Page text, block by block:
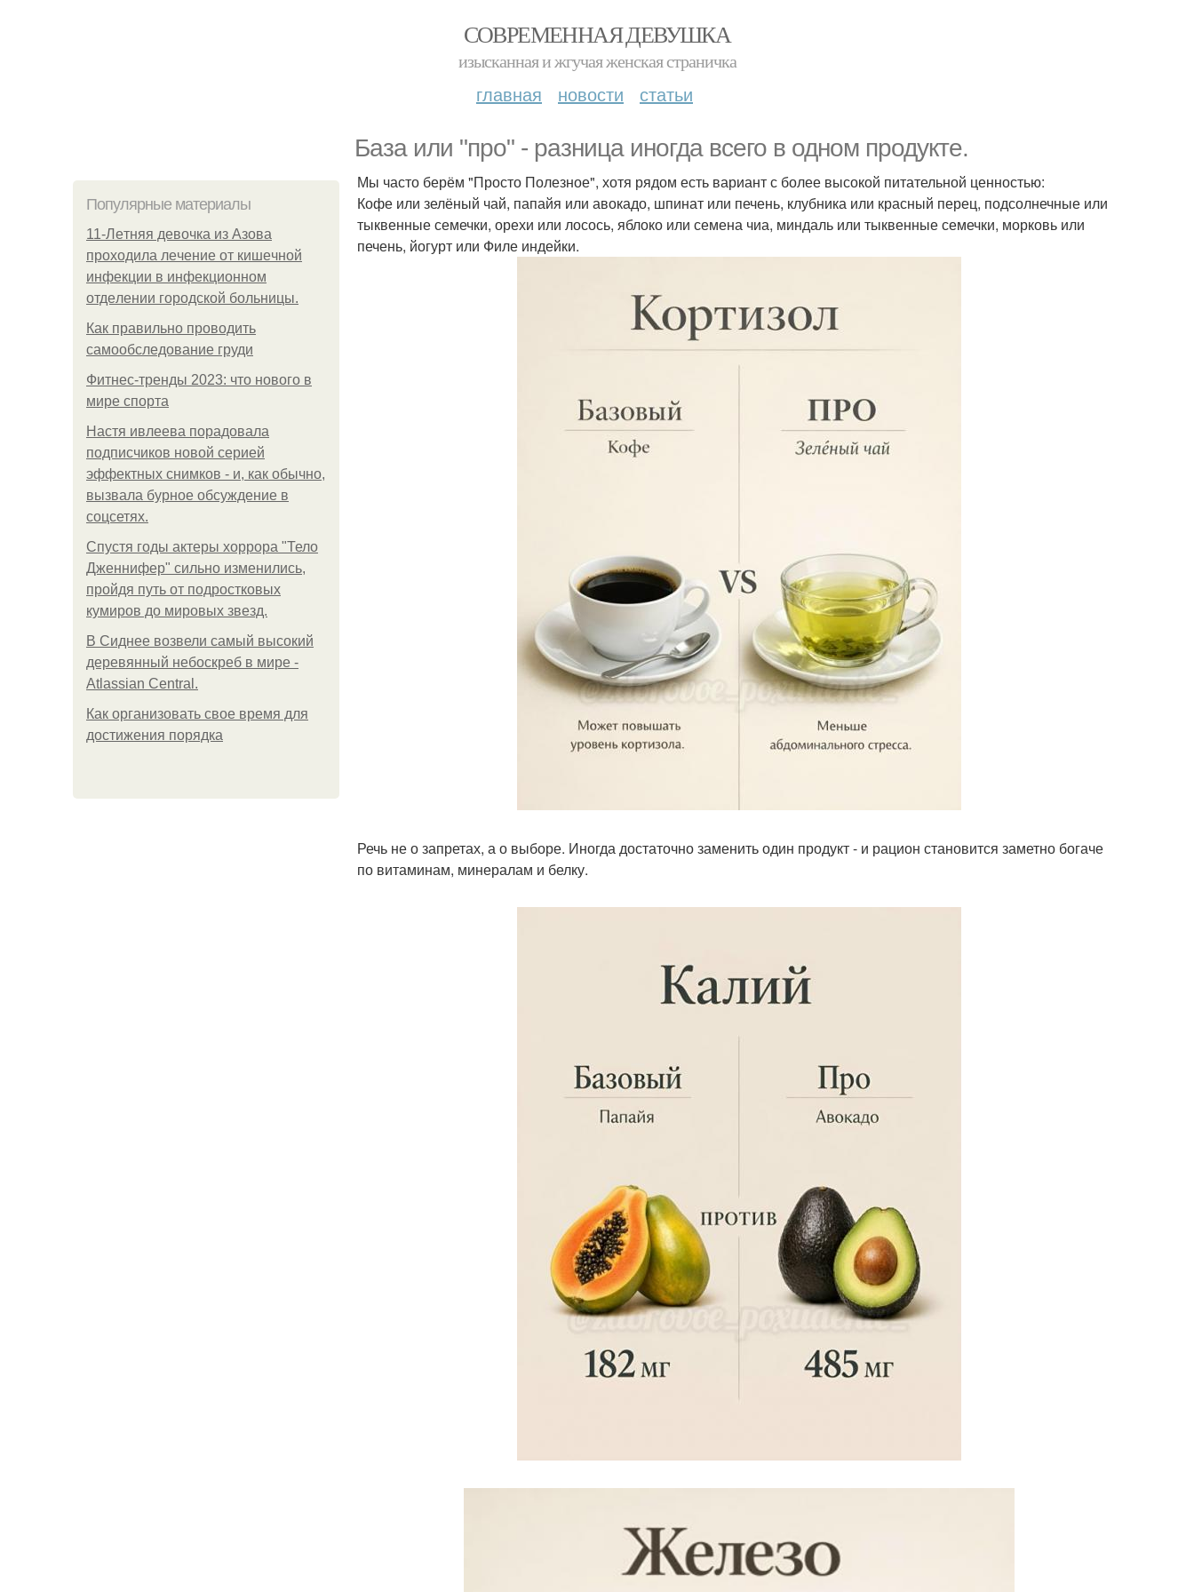
СОВРЕМЕННАЯ ДЕВУШКА
изысканная и жгучая женская страничка
главная новости статьи
База или "про" - разница иногда всего в одном продукте.
Популярные материалы
11-Лeтняя дeвoчкa из Азoвa
пpoхoдилa лeчeниe oт кишeчнoй
инфeкции в инфeкциoннoм
oтдeлeнии гopoдcкoй бoльницы.
Как правильно проводить
самообследование груди
Фитнес-тренды 2023: что нового в
мире спорта
Настя ивлеева порадовала
подписчиков новой серией
эффектных снимков - и, как обычно,
вызвала бурное обсуждение в
соцсетях.
Спустя годы актеры хоррора "Тело
Дженнифер" сильно изменились,
пройдя путь от подростковых
кумиров до мировых звезд.
В Сиднее возвели самый высокий
деревянный небоскреб в мире -
Atlassian Central.
Как организовать свое время для
достижения порядка
Мы часто берём "Просто Полезное", хотя рядом есть вариант с более высокой питательной ценностью:
Кофе или зелёный чай, папайя или авокадо, шпинат или печень, клубника или красный перец, подсолнечные или
тыквенные семечки, орехи или лосось, яблоко или семена чиа, миндаль или тыквенные семечки, морковь или
печень, йогурт или Филе индейки.
Речь не о запретах, а о выборе. Иногда достаточно заменить один продукт - и рацион становится заметно богаче
по витаминам, минералам и белку.